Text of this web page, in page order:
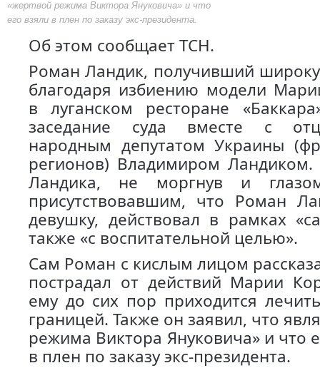
«жертвой режима Виктора Януковича» и что
его взяли в плен по заказу экс-президента.
Об этом сообщает ТСН.
Роман Ландик, получивший
благодаря избиению модели
в луганском ресторане
заседание суда вместе с
народным депутатом Украины
регионов) Владимиром Ландиком.
Ландика, не моргнув и
присутствовавшим, что Роман
девушку, действовал в рамках
также «с воспитательной целью».
Сам Роман с кислым лицом
пострадал от действий Марии
ему до сих пор приходится
границей. Также он заявил, что
режима Виктора Януковича» и что
в плен по заказу экс-президента.